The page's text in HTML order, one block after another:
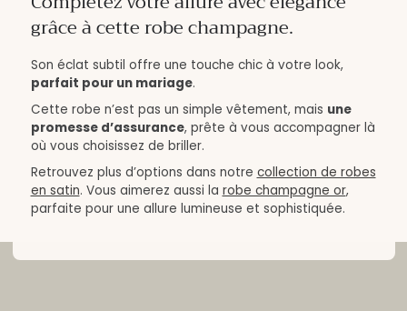
grâce à cette robe champagne.
Son éclat subtil offre une touche chic à votre look,
parfait pour un mariage.
Cette robe n’est pas un simple vêtement, mais une
promesse d’assurance, prête à vous accompagner là
où vous choisissez de briller.
Retrouvez plus d’options dans notre collection de robes
en satin. Vous aimerez aussi la robe champagne or,
parfaite pour une allure lumineuse et sophistiquée.